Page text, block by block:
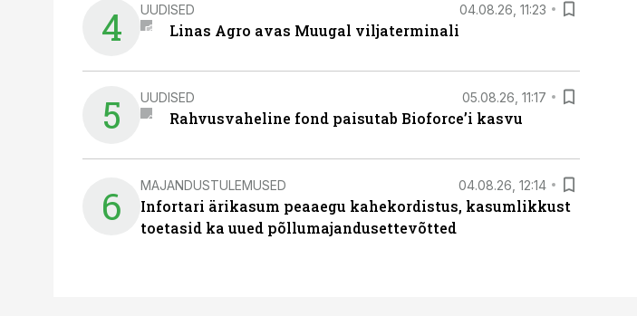
4 UUDISED 04.08.26, 11:23
Linas Agro avas Muugal viljaterminali
5 UUDISED 05.08.26, 11:17
Rahvusvaheline fond paisutab Bioforce’i kasvu
6 MAJANDUSTULEMUSED 04.08.26, 12:14
Infortari ärikasum peaaegu kahekordistus, kasumlikkust
toetasid ka uued põllumajandusettevõtted